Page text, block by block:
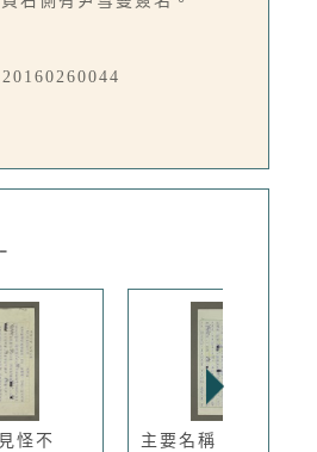
怪不 主要名稱：從「情人